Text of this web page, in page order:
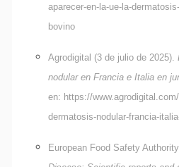
aparecer-en-la-ue-la-
bovino
Agrodigital (3 de julio de 2025).
nodular en Francia e Italia en
en: https://
dermatosis-nodular-francia-
European Food Safety